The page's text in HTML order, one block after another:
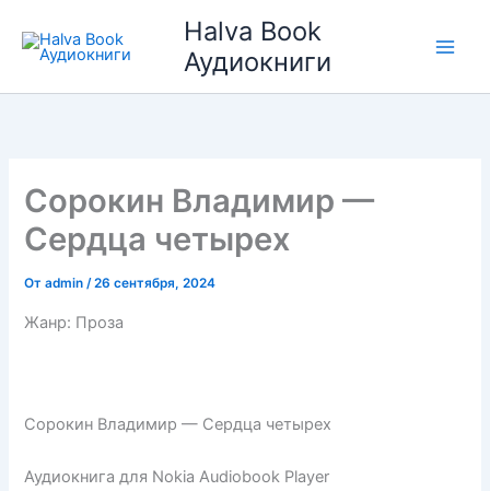
содержимому
Halva Book
Аудиокниги
Сорокин Владимир —
Сердца четырех
Отadmin/26 сентября, 2024
Жанр: Проза
Сорокин Владимир — Сердца четырех
Аудиокнига для Nokia Audiobook Player